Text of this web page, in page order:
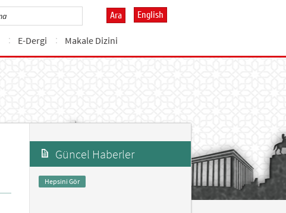
Ara English
E-Dergi Makale Dizini
Güncel Haberler
Hepsini Gör